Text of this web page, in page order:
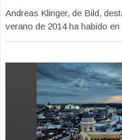
Andreas Klinger, de Bild,
verano de 2014 ha habido